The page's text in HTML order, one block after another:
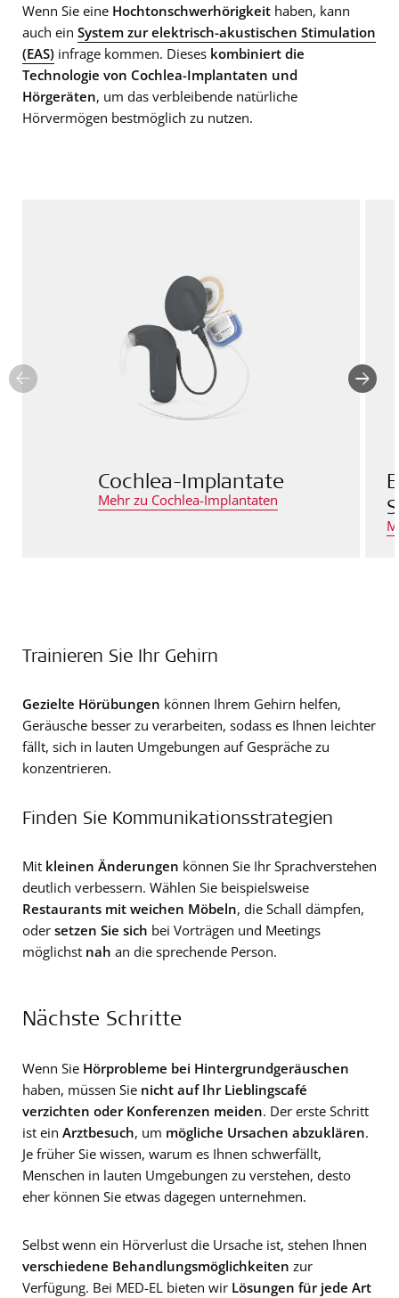
Wenn Sie eine Hochtonschwerhörigkeit haben, kann
auch ein System zur elektrisch-akustischen Stimulation
(EAS) infrage kommen. Dieses kombiniert die
Technologie von Cochlea-Implantaten und
Hörgeräten, um das verbleibende natürliche
Hörvermögen bestmöglich zu nutzen.
Cochlea-Implantate
Mehr zu Cochlea-Implantaten
Trainieren Sie Ihr Gehirn
Gezielte Hörübungen können Ihrem Gehirn helfen,
Geräusche besser zu verarbeiten, sodass es Ihnen leichter
fällt, sich in lauten Umgebungen auf Gespräche zu
konzentrieren.
Finden Sie Kommunikationsstrategien
Mit kleinen Änderungen können Sie Ihr Sprachverstehen
deutlich verbessern. Wählen Sie beispielsweise
Restaurants mit weichen Möbeln, die Schall dämpfen,
oder setzen Sie sich bei Vorträgen und Meetings
möglichst nah an die sprechende Person.
Nächste Schritte
Wenn Sie Hörprobleme bei Hintergrundgeräuschen
haben, müssen Sie nicht auf Ihr Lieblingscafé
verzichten oder Konferenzen meiden. Der erste Schritt
ist ein Arztbesuch, um mögliche Ursachen abzuklären.
Je früher Sie wissen, warum es Ihnen schwerfällt,
Menschen in lauten Umgebungen zu verstehen, desto
eher können Sie etwas dagegen unternehmen.
Selbst wenn ein Hörverlust die Ursache ist, stehen Ihnen
verschiedene Behandlungsmöglichkeiten zur
Verfügung. Bei MED-EL bieten wir Lösungen für jede Art